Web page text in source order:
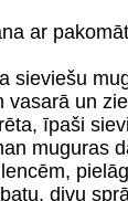
ar
sieviešu
vasarā un
īpaši
muguras
divu